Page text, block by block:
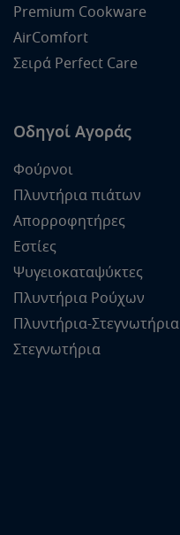
Premium Cookware
AirComfort
Σειρά Perfect Care
Οδηγοί Αγοράς
Φούρνοι
Πλυντήρια πιάτων
Απορροφητήρες
Εστίες
Ψυγειοκαταψύκτες
Πλυντήρια Ρούχων
Πλυντήρια-Στεγνωτήρια
Στεγνωτήρια